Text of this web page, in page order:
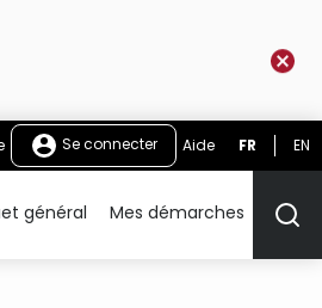
Se connecter Aide FR EN
général Mes démarches